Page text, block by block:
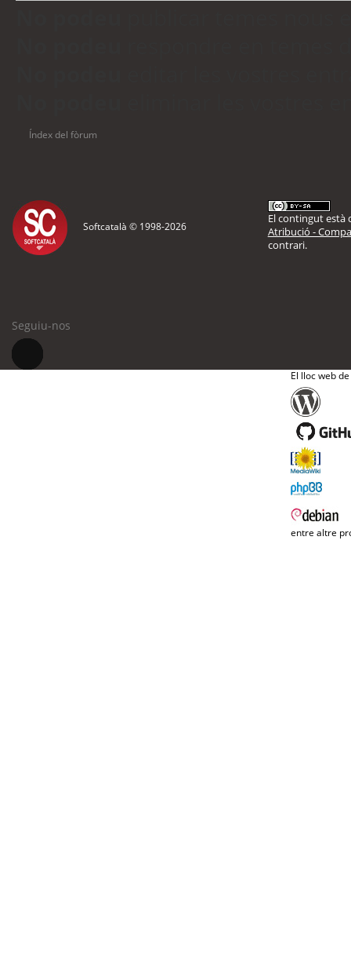
Índex del fòrum
Softcatalà © 1998-2026
El contingut està
Atribució -
contrari.
Seguiu-nos
El lloc web
entre altre